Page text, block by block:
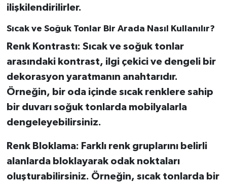
ilişkilendirilirler.
Sıcak ve Soğuk Tonlar Bir Arada Nasıl Kullanılır?
Renk Kontrastı: Sıcak ve soğuk tonlar
arasındaki kontrast, ilgi çekici ve dengeli bir
dekorasyon yaratmanın anahtarıdır.
Örneğin, bir oda içinde sıcak renklere sahip
bir duvarı soğuk tonlarda mobilyalarla
dengeleyebilirsiniz.
Renk Bloklama: Farklı renk gruplarını belirli
alanlarda bloklayarak odak noktaları
oluşturabilirsiniz. Örneğin, sıcak tonlarda bir